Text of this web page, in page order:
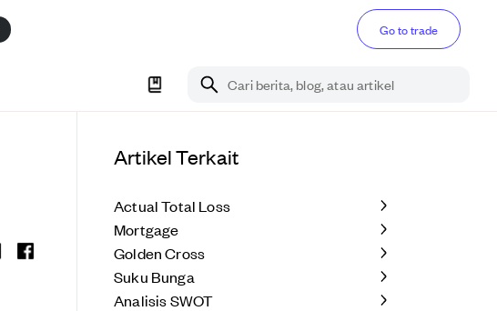
Go to trade
Cari berita, blog, atau artikel
Artikel Terkait
Actual Total Loss
Mortgage
Golden Cross
Suku Bunga
Analisis SWOT